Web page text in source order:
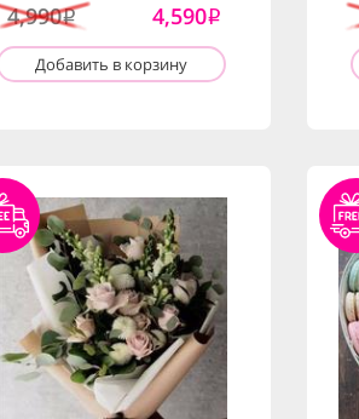
4,990i 4,590i
Добавить в корзину